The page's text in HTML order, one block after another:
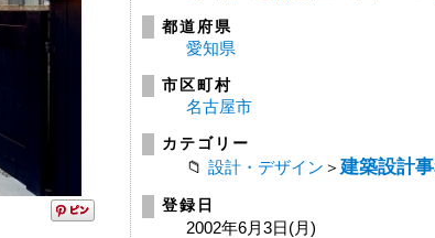
都道府県
愛知県
市区町村
名古屋市
カテゴリー
設計・デザイン ＞ 建築設計
登録日
2002年6月3日(月)